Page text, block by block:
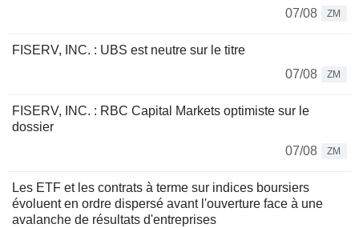
07/08
ZM
FISERV, INC. : UBS est neutre sur le titre
07/08
ZM
FISERV, INC. : RBC Capital Markets optimiste sur le
dossier
07/08
ZM
Les ETF et les contrats à terme sur indices boursiers
évoluent en ordre dispersé avant l'ouverture face à une
avalanche de résultats d'entreprises